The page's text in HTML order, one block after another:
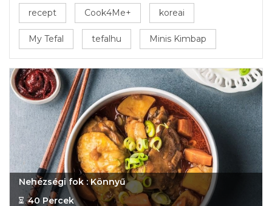
recept Cook4Me+ koreai
My Tefal tefalhu Minis Kimbap
Nehézségi fok : Könnyű
40 Percek